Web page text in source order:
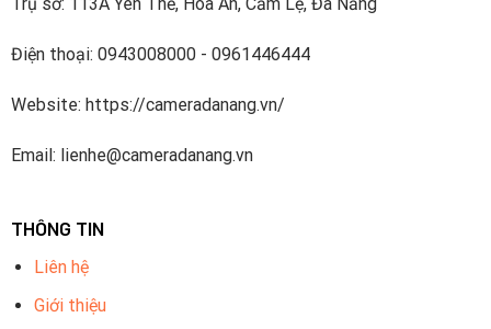
Trụ sở: 113A Yên Thế, Hòa An, Cẩm Lệ, Đà Nẵng
Điện thoại: 0943008000 - 0961446444
Website: https://cameradanang.vn/
Email: lienhe@cameradanang.vn
THÔNG TIN
Liên hệ
Giới thiệu